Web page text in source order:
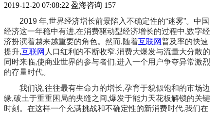
2019-12-20 07:08:22 盈海咨询 157
2019 年,世界经济增长前景陷入不确定性的“迷雾”。中国
经济这一年稳中有进,在消费驱动型经济增长的过程中,数字经
济扮演着越来越重要的角色。然而,随着互联网普及率的快速
提升,互联网 人口红利的不断收窄,消费大爆发与流量大分散的
同时来临,使商业世界的参与者们,进入一个用户争夺异常激烈
的存量时代。
我们说,往往最有生命力的增长,孕育于貌似饱和的市场边
缘,破土于重重困局的夹缝之间,爆发于能力天花板解锁的关键
时刻。在这样一个充满挑战和不确定性的新消费时代,我们在